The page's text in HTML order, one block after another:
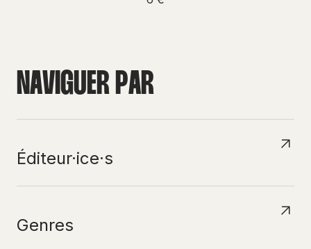
NAVIGUERPAR
Éditeur·ice·s
Genres